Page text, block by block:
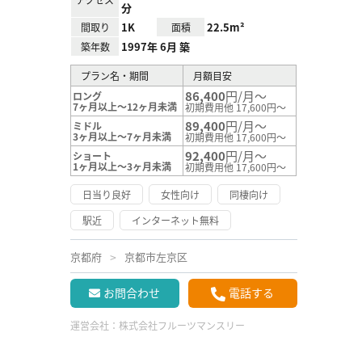
分
間取り 1K 面積 22.5m²
築年数 1997年 6月 築
プラン名・期間
月額目安
ロング
7ヶ月以上～12ヶ月未満
86,400円/月～
初期費用他 17,600円～
ミドル
3ヶ月以上～7ヶ月未満
89,400円/月～
初期費用他 17,600円～
ショート
1ヶ月以上～3ヶ月未満
92,400円/月～
初期費用他 17,600円～
日当り良好
女性向け
同棲向け
駅近
インターネット無料
京都府 京都市左京区
お問合わせ 電話する
運営会社： 株式会社フルーツマンスリー